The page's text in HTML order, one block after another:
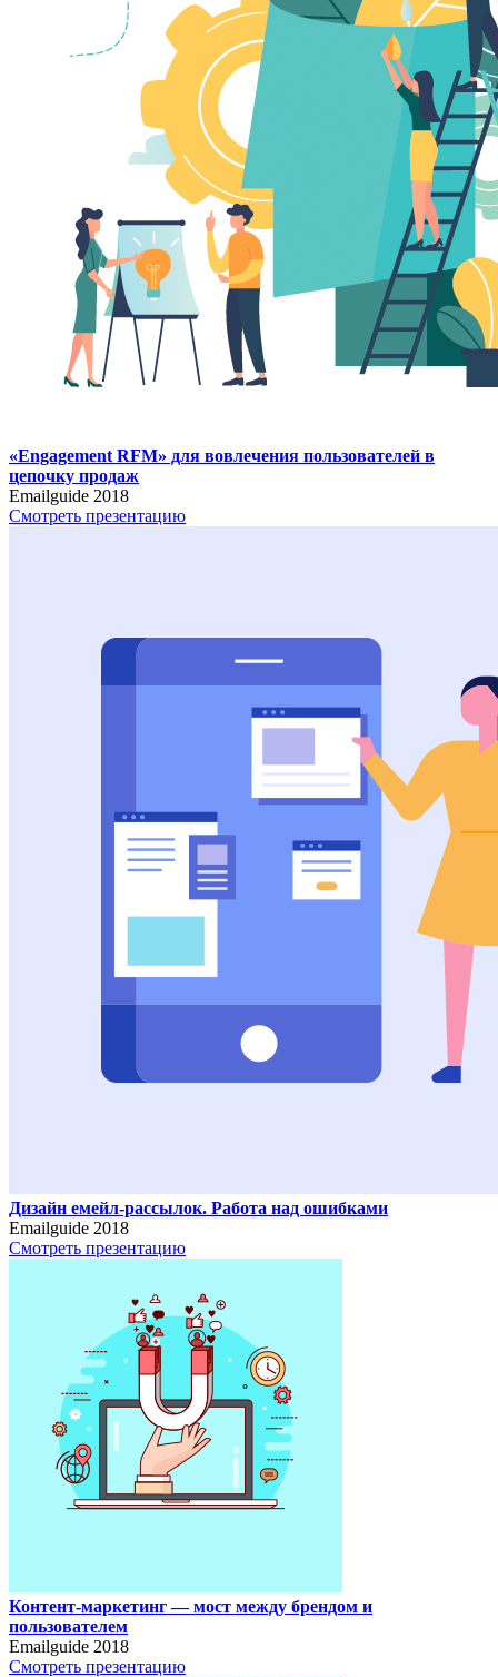
«Engagement RFM» для вовлечения пользователей в
цепочку продаж
Emailguide 2018
Смотреть презентацию
Дизайн емейл-рассылок. Работа над ошибками
Emailguide 2018
Смотреть презентацию
Контент-маркетинг — мост между брендом и
пользователем
Emailguide 2018
Смотреть презентацию